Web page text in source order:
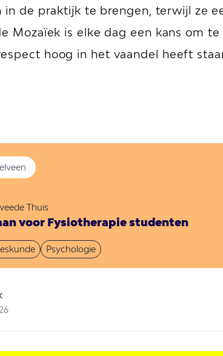
de praktijk te brengen, terwijl ze
Mozaïek is elke dag een kans om te
hoog in het vaandel heeft
Thuis
voor Fysiotherapie studenten
Psychologie